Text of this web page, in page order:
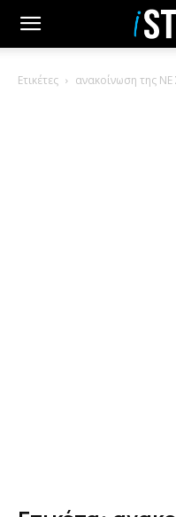
Ετικέτες ανακοίνωση της